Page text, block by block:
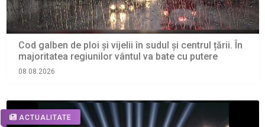
Cod galben de ploi și vijelii în sudul și centrul țării. În
majoritatea regiunilor vântul va bate cu putere
08.08.2026
ACTUALITATE